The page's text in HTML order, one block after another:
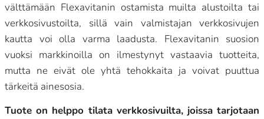
välttämään Flexavitanin ostamista muilta alustoilta tai
verkkosivustoilta, sillä vain valmistajan verkkosivujen
kautta voi olla varma laadusta. Flexavitanin suosion
vuoksi markkinoilla on ilmestynyt vastaavia tuotteita,
mutta ne eivät ole yhtä tehokkaita ja voivat puuttua
tärkeitä ainesosia.
Tuote on helppo tilata verkkosivuilta, joissa tarjotaan